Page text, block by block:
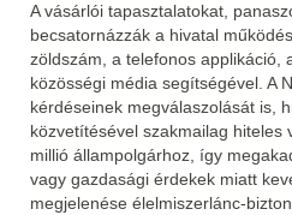
A vásárlói tapasztalatokat,
becsatornázzák a hivatal
zöldszám, a telefonos applikáció,
közösségi média segítségével. A
kérdéseinek megválaszolását is,
közvetítésével szakmailag hiteles
millió állampolgárhoz, így
vagy gazdasági érdekek miatt
megjelenése élelmiszerlánc-